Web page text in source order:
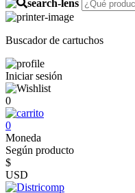
Buscador de cartuchos
Iniciar sesión
0
0
Moneda
Según producto
$
USD